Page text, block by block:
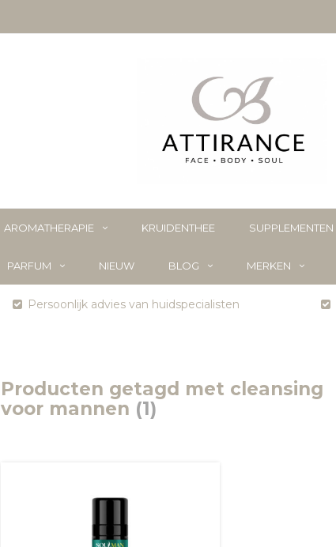
AROMATHERAPIE KRUIDENTHEE SUPPLEMENTEN
PARFUM NIEUW BLOG MERKEN
Persoonlijk advies van huidspecialisten
Producten getagd met cleansing
voor mannen (1)